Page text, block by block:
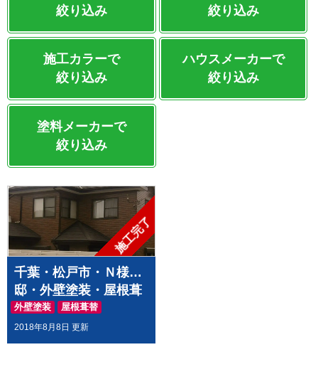
絞り込み
絞り込み
施工カラーで
絞り込み
ハウスメーカーで
絞り込み
塗料メーカーで
絞り込み
施工完了
千葉・松戸市・Ｎ様
邸・外壁塗装・屋根葺
替//茨城の土浦市・つ
くば市・かすみがうら
市・牛久市・龍ヶ崎
2018年8月8日 更新
外壁塗装 屋根葺替